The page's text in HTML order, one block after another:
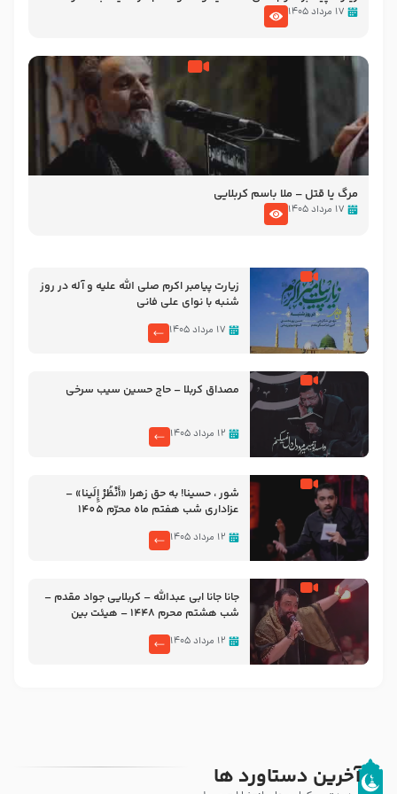
تصاویری از مسجد النبی
۱۷ مرداد ۱۴۰۵
مرگ یا قتل – ملا باسم کربلایی
۱۷ مرداد ۱۴۰۵
زیارت پیامبر اکرم صلی الله علیه و آله در روز
شنبه با نوای علی فانی
۱۷ مرداد ۱۴۰۵
مصداق کربلا – حاج حسین سیب سرخی
۱۲ مرداد ۱۴۰۵
شور ، حسینا! به‌ حق زهرا «أُنْظُرْ إِلَینا» –
عزاداری شب هفتم ماه محرّم 1405
۱۲ مرداد ۱۴۰۵
جانا جانا ابی عبدالله – کربلایی جواد مقدم –
شب هشتم محرم 1448 – هیئت بین
۱۲ مرداد ۱۴۰۵
آخرین دستاورد ها